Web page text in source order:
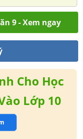
9 - Xem ngay
Cho Học
Lớp 10